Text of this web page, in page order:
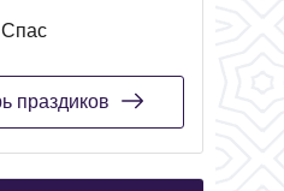
праздиков